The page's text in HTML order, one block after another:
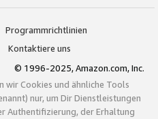
Programmrichtlinien
Kontaktiere uns
© 1996-2025, Amazon.com, Inc.
wir Cookies und ähnliche Tools
nur, um Dir Dienstleistungen
Authentifizierung, der Erhaltung